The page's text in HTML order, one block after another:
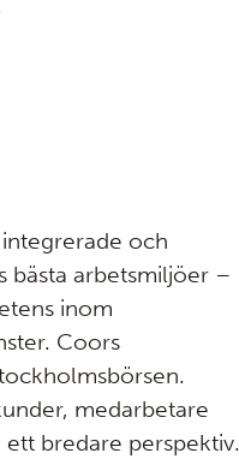
och
bästa arbetsmiljöer –
inom
Coors
medarbetare
bredare perspektiv.